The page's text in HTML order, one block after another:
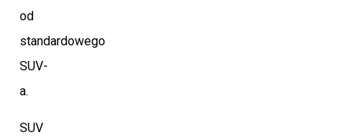
od
standardowego
SUV-
a.
SUV